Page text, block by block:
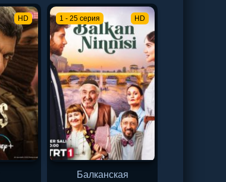
HD 1 - 25 серия HD
Балканская